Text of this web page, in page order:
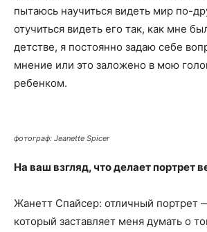
пытаюсь научиться видеть мир по-
отучиться видеть его так, как мне
детстве, я постоянно задаю себе
мнение или это заложено в мою
ребенком.
фотограф: Jeanette Spicer
На ваш взгляд, что делает портрет
Жанетт Спайсер: отличный портрет
который заставляет меня думать о